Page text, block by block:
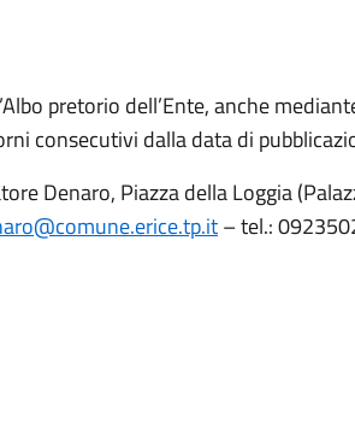
pretorio dell’Ente, anche
consecutivi dalla data di
Denaro, Piazza della Loggia
– tel.: